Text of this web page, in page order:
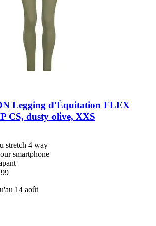
Legging d'Équitation FLEX
CS, dusty olive, XXS
stretch 4 way
smartphone
14 août